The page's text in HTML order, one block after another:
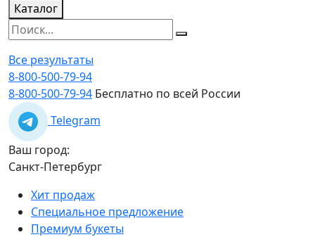
Каталог
Все результаты
8-800-500-79-94
8-800-500-79-94 Бесплатно по всей России
Telegram
Ваш город:
Санкт-Петербург
Хит продаж
Специальное предложение
Премиум букеты